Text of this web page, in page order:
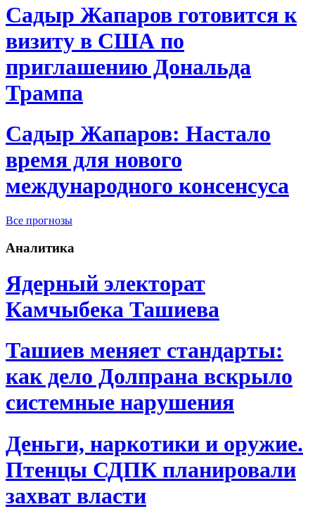
Садыр Жапаров готовится к
визиту в США по
приглашению Дональда
Трампа
Садыр Жапаров: Настало
время для нового
международного консенсуса
Все прогнозы
Аналитика
Ядерный электорат
Камчыбека Ташиева
Ташиев меняет стандарты:
как дело Долпрана вскрыло
системные нарушения
Деньги, наркотики и оружие.
Птенцы СДПК планировали
захват власти